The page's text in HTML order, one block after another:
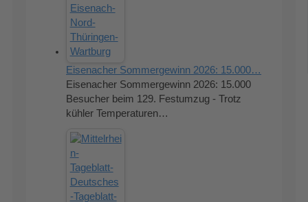
Eisenacher Sommergewinn 2026: 15.000…
Eisenacher Sommergewinn 2026: 15.000
Besucher beim 129. Festumzug - Trotz
kühler Temperaturen…